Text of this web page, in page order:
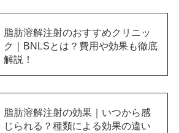
脂肪溶解注射のおすすめクリニッ
ク｜BNLSとは？費用や効果も徹底
解説！
脂肪溶解注射の効果｜いつから感
じられる？種類による効果の違い